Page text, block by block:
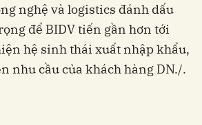
nghệ và logistics đánh dấu
để BIDV tiến gần hơn tới
hệ sinh thái xuất nhập khẩu,